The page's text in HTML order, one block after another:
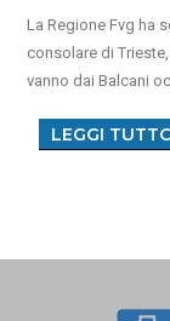
La Regione Fvg ha
consolare di
vanno dai Balcani
LEGGI